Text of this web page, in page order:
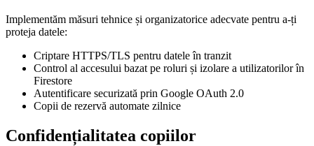
Implementăm măsuri tehnice și organizatorice adecvate pentru a-ți
proteja datele:
Criptare HTTPS/TLS pentru datele în tranzit
Control al accesului bazat pe roluri și izolare a utilizatorilor în
Firestore
Autentificare securizată prin Google OAuth 2.0
Copii de rezervă automate zilnice
Confidențialitatea copiilor